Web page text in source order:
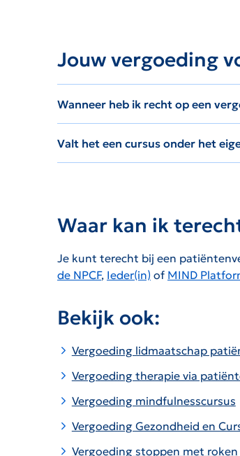
Jouw vergoeding
Wanneer heb ik recht op een
Valt het een cursus onder het
Waar kan ik
Je kunt terecht bij een
de NPCF, Ieder(in) of MIND
Bekijk ook:
Vergoeding lidmaatschap
Vergoeding therapie via
Vergoeding mindfulnesscursus
Vergoeding Gezondheid en
Vergoeding stoppen met roken